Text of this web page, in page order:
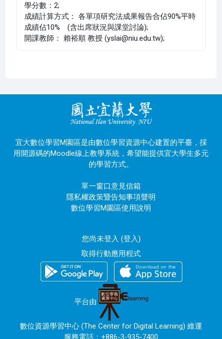
學分數：2;
成績計算方式： 各單項研究法成果報告合佔90%平時
成績佔10% (含出席狀況與課堂討論);
開課教師： 賴裕順 教授 (yslai@niu.edu.tw);
宜大數位學習M園區是由數位學習資源中心建置的平臺，採
用開源碼的Moodle線上教學系統，希望能提供宜大學生多元
的學習方式。
單一窗口意見信箱
隱私權政策暨告知事項聲明
數位學習M園區使用說明
您尚未登入 (登入)
取得行動應用程式
平台由
數位資源學習中心 (The Center for Digital Learning) 維運
服務電話：+886-3-935-7400